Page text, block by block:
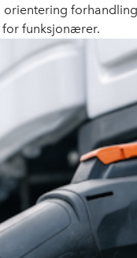
orientering
funksjonærer.